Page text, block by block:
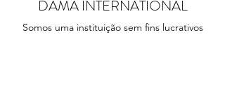
DAMA INTERNATIONAL
Somos uma instituição sem fins lucrativos